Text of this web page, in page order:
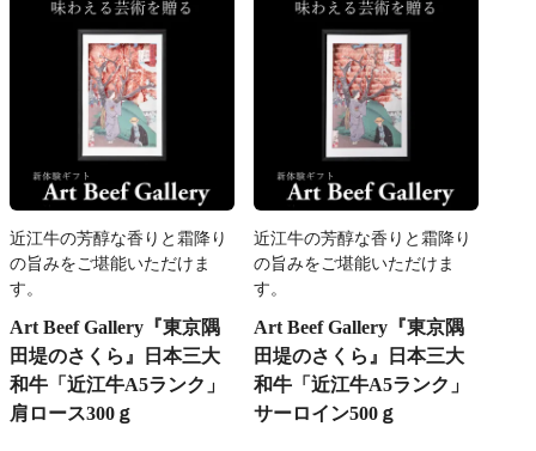
近江牛の芳醇な香りと霜降り
の旨みをご堪能いただけま
す。
Art Beef Gallery『東京隅
田堤のさくら』日本三大
和牛「近江牛A5ランク」
肩ロース300ｇ
近江牛の芳醇な香りと霜降り
の旨みをご堪能いただけま
す。
Art Beef Gallery『東京隅
田堤のさくら』日本三大
和牛「近江牛A5ランク」
サーロイン500ｇ